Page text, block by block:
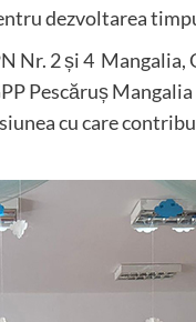
dezvoltarea
2 și 4 Mangalia,
Pescăruș
cu care